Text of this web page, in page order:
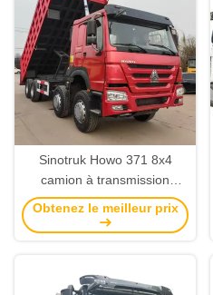
Sinotruk Howo 371 8x4
camion à transmission
manuelle 10-12 roue 30
tonnes diesel sable droit
Obtenez le meilleur prix